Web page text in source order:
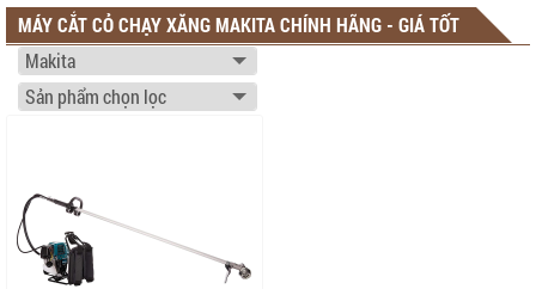
MÁY CẮT CỎ CHẠY XĂNG MAKITA CHÍNH HÃNG - GIÁ TỐT